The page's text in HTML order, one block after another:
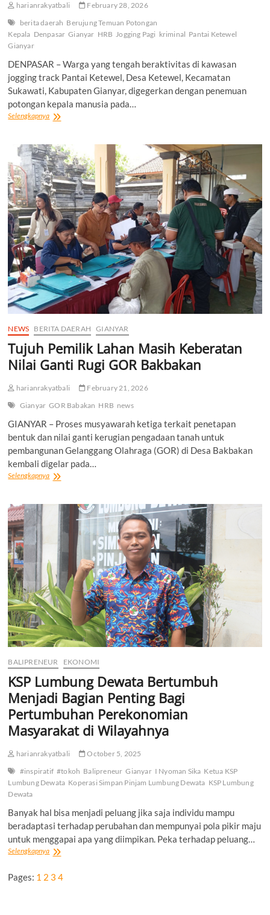
harianrakyatbali
February 28, 2026
berita daerah Berujung Temuan Potongan
Kepala Denpasar Gianyar HRB Jogging Pagi kriminal Pantai Ketewel
Gianyar
DENPASAR – Warga yang tengah beraktivitas di kawasan
jogging track Pantai Ketewel, Desa Ketewel, Kecamatan
Sukawati, Kabupaten Gianyar, digegerkan dengan penemuan
potongan kepala manusia pada…
SelengkapnyaJogging
Temuan
Potongan
Kepala
di
Pantai
Ketewel
Gianyar
NEWS BERITA DAERAH GIANYAR
Tujuh Pemilik Lahan Masih Keberatan
Nilai Ganti Rugi GOR Bakbakan
harianrakyatbali
February 21, 2026
Gianyar GOR Babakan HRB news
GIANYAR – Proses musyawarah ketiga terkait penetapan
bentuk dan nilai ganti kerugian pengadaan tanah untuk
pembangunan Gelanggang Olahraga (GOR) di Desa Bakbakan
kembali digelar pada…
SelengkapnyaTujuh
Masih
Keberatan
Ganti
Rugi
GOR
Bakbakan
BALIPRENEUR EKONOMI
KSP Lumbung Dewata Bertumbuh
Menjadi Bagian Penting Bagi
Pertumbuhan Perekonomian
Masyarakat di Wilayahnya
harianrakyatbali
October 5, 2025
#inspiratif #tokoh Balipreneur Gianyar I Nyoman Sika Ketua KSP
Lumbung Dewata Koperasi Simpan Pinjam Lumbung Dewata KSP Lumbung
Dewata
Banyak hal bisa menjadi peluang jika saja individu mampu
beradaptasi terhadap perubahan dan mempunyai pola pikir maju
untuk menggapai apa yang diimpikan. Peka terhadap peluang…
SelengkapnyaKSP
Bertumbuh
Pages: 1 2 3 4